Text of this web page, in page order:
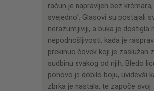
račun je napravljen bez krčmara,
svejedno”. Glasovi su postajali
nerazumljiviji, a buka je dostigla
nepodnošljivosti, kada je
prekinuo čovek koji je zaslužan
sudbinu svakog od njih. Bledo
ponovo je dobilo boju, uvidevši
zbrka je nastala, te započe svoj